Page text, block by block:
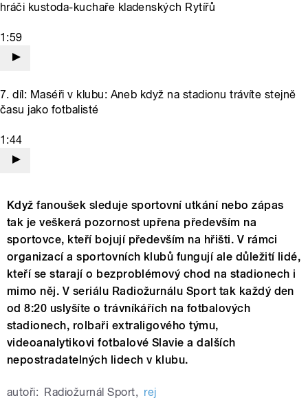
hráči kustoda-kuchaře kladenských Rytířů
1:59
7. díl: Maséři v klubu: Aneb když na stadionu trávíte stejně
času jako fotbalisté
1:44
Když fanoušek sleduje sportovní utkání nebo zápas
tak je veškerá pozornost upřena především na
sportovce, kteří bojují především na hřišti. V rámci
organizací a sportovních klubů fungují ale důležití lidé,
kteří se starají o bezproblémový chod na stadionech i
mimo něj. V seriálu Radiožurnálu Sport tak každý den
od 8:20 uslyšíte o trávníkářích na fotbalových
stadionech, rolbaři extraligového týmu,
videoanalytikovi fotbalové Slavie a dalších
nepostradatelných lidech v klubu.
autoři: Radiožurnál Sport, rej